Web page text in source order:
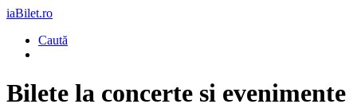
iaBilet.ro
Caută
Bilete la concerte si evenimente